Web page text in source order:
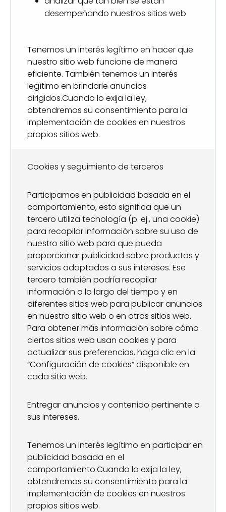
desempeñando nuestros sitios web
Tenemos un interés legítimo en hacer que
nuestro sitio web funcione de manera
eficiente. También tenemos un interés
legítimo en brindarle anuncios
dirigidos.Cuando lo exija la ley,
obtendremos su consentimiento para la
implementación de cookies en nuestros
propios sitios web.
Cookies y seguimiento de terceros
Participamos en publicidad basada en el
comportamiento, esto significa que un
tercero utiliza tecnología (p. ej., una cookie)
para recopilar información sobre su uso de
nuestro sitio web para que pueda
proporcionar publicidad sobre productos y
servicios adaptados a sus intereses. Ese
tercero también podría recopilar
información a lo largo del tiempo y en
diferentes sitios web para publicar anuncios
en nuestro sitio web o en otros sitios web.
Para obtener más información sobre cómo
ciertos sitios web usan cookies y para
actualizar sus preferencias, haga clic en la
“Configuración de cookies” disponible en
cada sitio web.
Entregar anuncios y contenido pertinente a
sus intereses.
Tenemos un interés legítimo en participar en
publicidad basada en el
comportamiento.Cuando lo exija la ley,
obtendremos su consentimiento para la
implementación de cookies en nuestros
propios sitios web.